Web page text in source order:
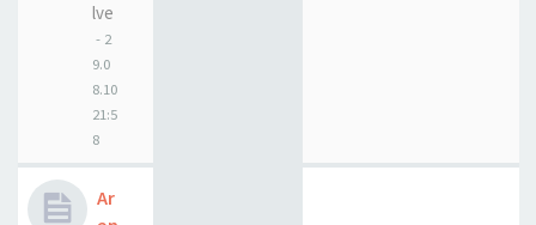
lve
- 2
9.0
8.10
21:5
8
Ar